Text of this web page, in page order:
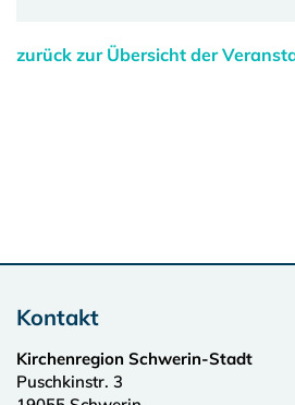
zurück zur Übersicht der
Kontakt
Kirchenregion Schwerin-Stadt
Puschkinstr. 3